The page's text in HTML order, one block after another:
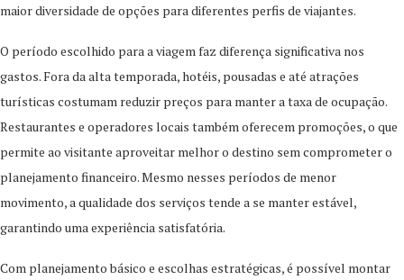
maior diversidade de opções para diferentes perfis de viajantes.
O período escolhido para a viagem faz diferença significativa nos
gastos. Fora da alta temporada, hotéis, pousadas e até atrações
turísticas costumam reduzir preços para manter a taxa de ocupação.
Restaurantes e operadores locais também oferecem promoções, o que
permite ao visitante aproveitar melhor o destino sem comprometer o
planejamento financeiro. Mesmo nesses períodos de menor
movimento, a qualidade dos serviços tende a se manter estável,
garantindo uma experiência satisfatória.
Com planejamento básico e escolhas estratégicas, é possível montar